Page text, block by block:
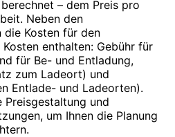
– dem Preis pro
Neben den
Kosten für den
enthalten: Gebühr für
für Be- und Entladung,
zum Ladeort) und
Entlade- und Ladeorten).
und
um Ihnen die Planung